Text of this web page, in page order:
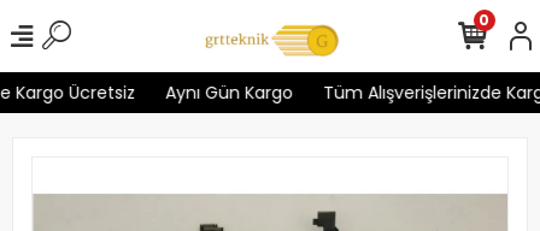
Ücretsiz Aynı Gün Kargo Tüm Alışverişlerinizde
0